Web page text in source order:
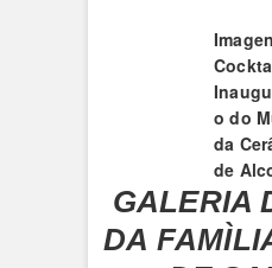
o do
da
de
GALERIA
DA